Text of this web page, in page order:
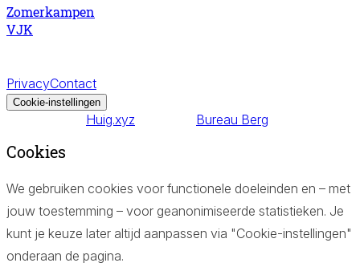
Zomerkampen
VJK
PrivacyContact
Cookie-instellingen
Huig.xyz Bureau Berg
Cookies
We gebruiken cookies voor functionele doeleinden en – met
jouw toestemming – voor geanonimiseerde statistieken. Je
kunt je keuze later altijd aanpassen via "Cookie-instellingen"
onderaan de pagina.